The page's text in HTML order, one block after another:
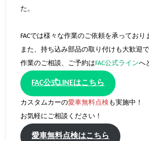
た。
FACでは様々な作業のご依頼を承っており
また、持ち込み部品の取り付けも大歓迎で
作業のご相談、ご予約は FAC公式ラインへ
FAC公式LINEはこちら
カスタムカーの愛車無料点検 も実施中！
お気軽にご相談ください！
愛車無料点検はこちら